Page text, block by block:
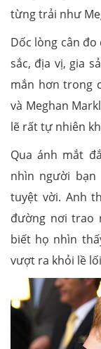
từng trải như
Dốc lòng cân
sắc, địa vị, gia
mắn hơn trong
và Meghan
lẽ rất tự nhiên
Qua ánh mắt
nhìn người
tuyệt vời. Anh
đường nơi trao
biết họ nhìn
vượt ra khỏi lề